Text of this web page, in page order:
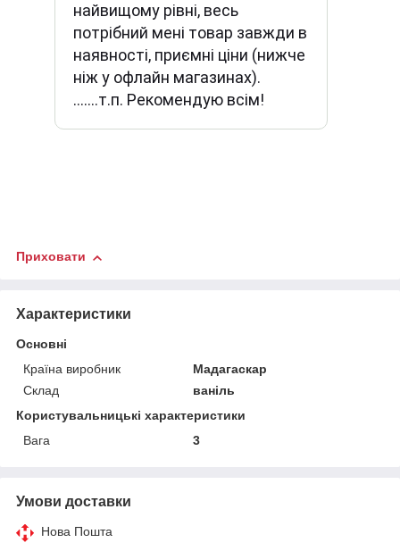
найвищому рівні, весь
потрібний мені товар завжди в
наявності, приємні ціни (нижче
ніж у офлайн магазинах).
.......т.п. Рекомендую всім!
Приховати
Характеристики
Основні
Країна виробник
Мадагаскар
Склад
ваніль
Користувальницькі характеристики
Вага
3
Умови доставки
Нова Пошта